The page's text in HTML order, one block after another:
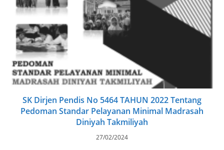
SK Dirjen Pendis No 5464 TAHUN 2022 Tentang
Pedoman Standar Pelayanan Minimal Madrasah
Diniyah Takmiliyah
27/02/2024